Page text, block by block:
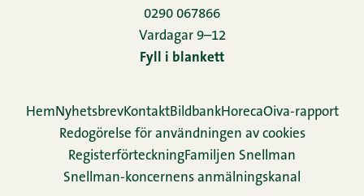
0290 067866
Vardagar 9–12
Fyll i blankett
HemNyhetsbrevKontaktBildbankHorecaOiva-rapport
Redogörelse för användningen av cookies
Re­gis­ter­för­teck­ningFamiljen Snellman
Snellman-koncernens anmälningskanal